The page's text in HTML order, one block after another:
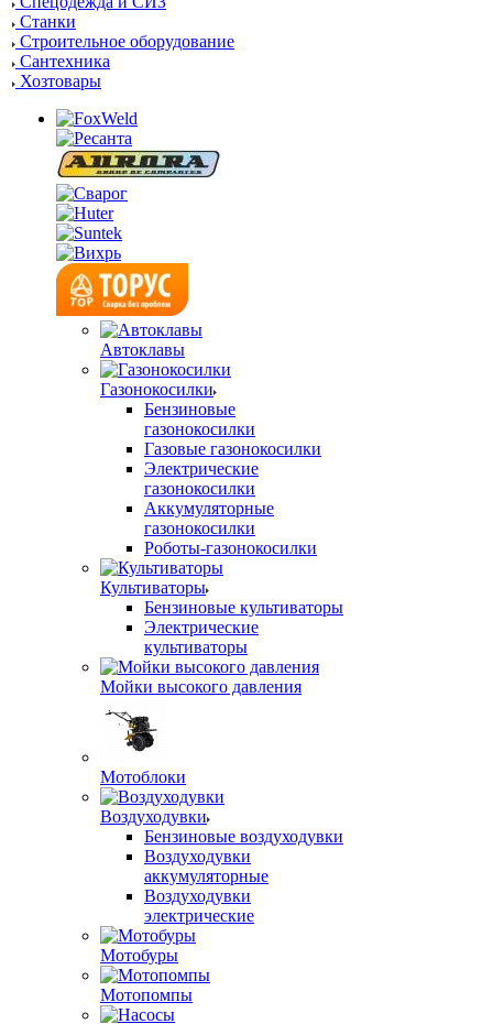
Станки
Строительное оборудование
Сантехника
Хозтовары
Автоклавы
Газонокосилки
Бензиновые
газонокосилки
Газовые газонокосилки
Электрические
газонокосилки
Аккумуляторные
газонокосилки
Роботы-газонокосилки
Культиваторы
Бензиновые культиваторы
Электрические
культиваторы
Мойки высокого давления
Мотоблоки
Воздуходувки
Бензиновые воздуходувки
Воздуходувки
аккумуляторные
Воздуходувки
электрические
Мотобуры
Мотопомпы